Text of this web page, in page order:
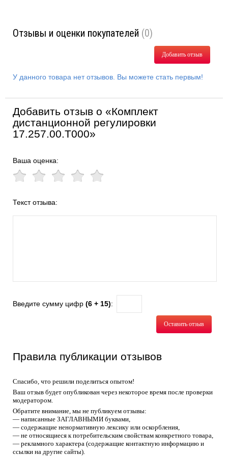
Отзывы и оценки покупателей (0)
Добавить отзыв
У данного товара нет отзывов. Вы можете стать первым!
Добавить отзыв о «Комплект
дистанционной регулировки
17.257.00.T000»
Ваша оценка:
Текст отзыва:
Введите сумму цифр (6 + 15):
Оставить отзыв
Правила публикации отзывов
Спасибо, что решили поделиться опытом!
Ваш отзыв будет опубликован через некоторое время после проверки
модератором.
Обратите внимание, мы не публикуем отзывы:
— написанные ЗАГЛАВНЫМИ буквами,
— содержащие ненормативную лексику или оскорбления,
— не относящиеся к потребительским свойствам конкретного товара,
— рекламного характера (содержащие контактную информацию и
ссылки на другие сайты).